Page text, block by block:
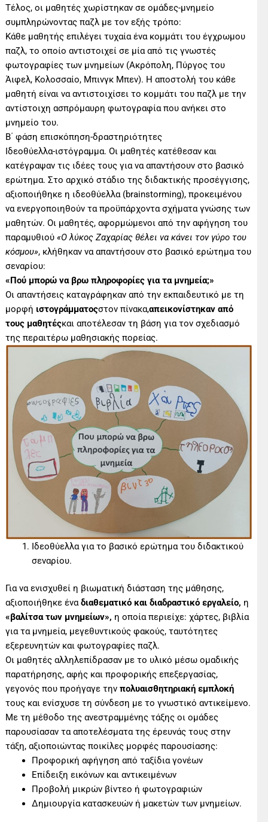
Τέλος, οι μαθητές χωρίστηκαν σε ομάδες-μνημείο
συμπληρώνοντας παζλ με τον εξής τρόπο:
Κάθε μαθητής επιλέγει τυχαία ένα κομμάτι του έγχρωμου
παζλ, το οποίο αντιστοιχεί σε μία από τις γνωστές
φωτογραφίες των μνημείων (Ακρόπολη, Πύργος του
Άιφελ, Κολοσσαίο, Μπινγκ Μπεν). Η αποστολή του κάθε
μαθητή είναι να αντιστοιχίσει το κομμάτι του παζλ με την
αντίστοιχη ασπρόμαυρη φωτογραφία που ανήκει στο
μνημείο του.
Β΄ φάση επισκόπηση-δραστηριότητες
Ιδεοθύελλα-ιστόγραμμα. Οι μαθητές κατέθεσαν και
κατέγραψαν τις ιδέες τους για να απαντήσουν στο βασικό
ερώτημα. Στο αρχικό στάδιο της διδακτικής προσέγγισης,
αξιοποιήθηκε η ιδεοθύελλα (brainstorming), προκειμένου
να ενεργοποιηθούν τα προϋπάρχοντα σχήματα γνώσης των
μαθητών. Οι μαθητές, αφορμώμενοι από την αφήγηση του
παραμυθιού«Ο λύκος Ζαχαρίας θέλει να κάνει τον γύρο του
κόσμου», κλήθηκαν να απαντήσουν στο βασικό ερώτημα του
σεναρίου:
«Πού μπορώ να βρω πληροφορίες για τα μνημεία;»
Οι απαντήσεις καταγράφηκαν από την εκπαιδευτικό με τη
μορφή ιστογράμματοςστον πίνακα,απεικονίστηκαν από
τους μαθητέςκαι αποτέλεσαν τη βάση για τον σχεδιασμό
της περαιτέρω μαθησιακής πορείας.
Ιδεοθύελλα για το βασικό ερώτημα του διδακτικού
σεναρίου.
Για να ενισχυθεί η βιωματική διάσταση της μάθησης,
αξιοποιήθηκε έναδιαθεματικό και διαδραστικό εργαλείο, η
«βαλίτσα των μνημείων», η οποία περιείχε: χάρτες, βιβλία
για τα μνημεία, μεγεθυντικούς φακούς, ταυτότητες
εξερευνητών και φωτογραφίες παζλ.
Οι μαθητές αλληλεπίδρασαν με το υλικό μέσω ομαδικής
παρατήρησης, αφής και προφορικής επεξεργασίας,
γεγονός που προήγαγε τηνπολυαισθητηριακή εμπλοκή
τους και ενίσχυσε τη σύνδεση με το γνωστικό αντικείμενο.
Με τη μέθοδο της ανεστραμμένης τάξης οι ομάδες
παρουσίασαν τα αποτελέσματα της έρευνάς τους στην
τάξη, αξιοποιώντας ποικίλες μορφές παρουσίασης:
Προφορική αφήγηση από ταξίδια γονέων
Επίδειξη εικόνων και αντικειμένων
Προβολή μικρών βίντεο ή φωτογραφιών
Δημιουργία κατασκευών ή μακετών των μνημείων.